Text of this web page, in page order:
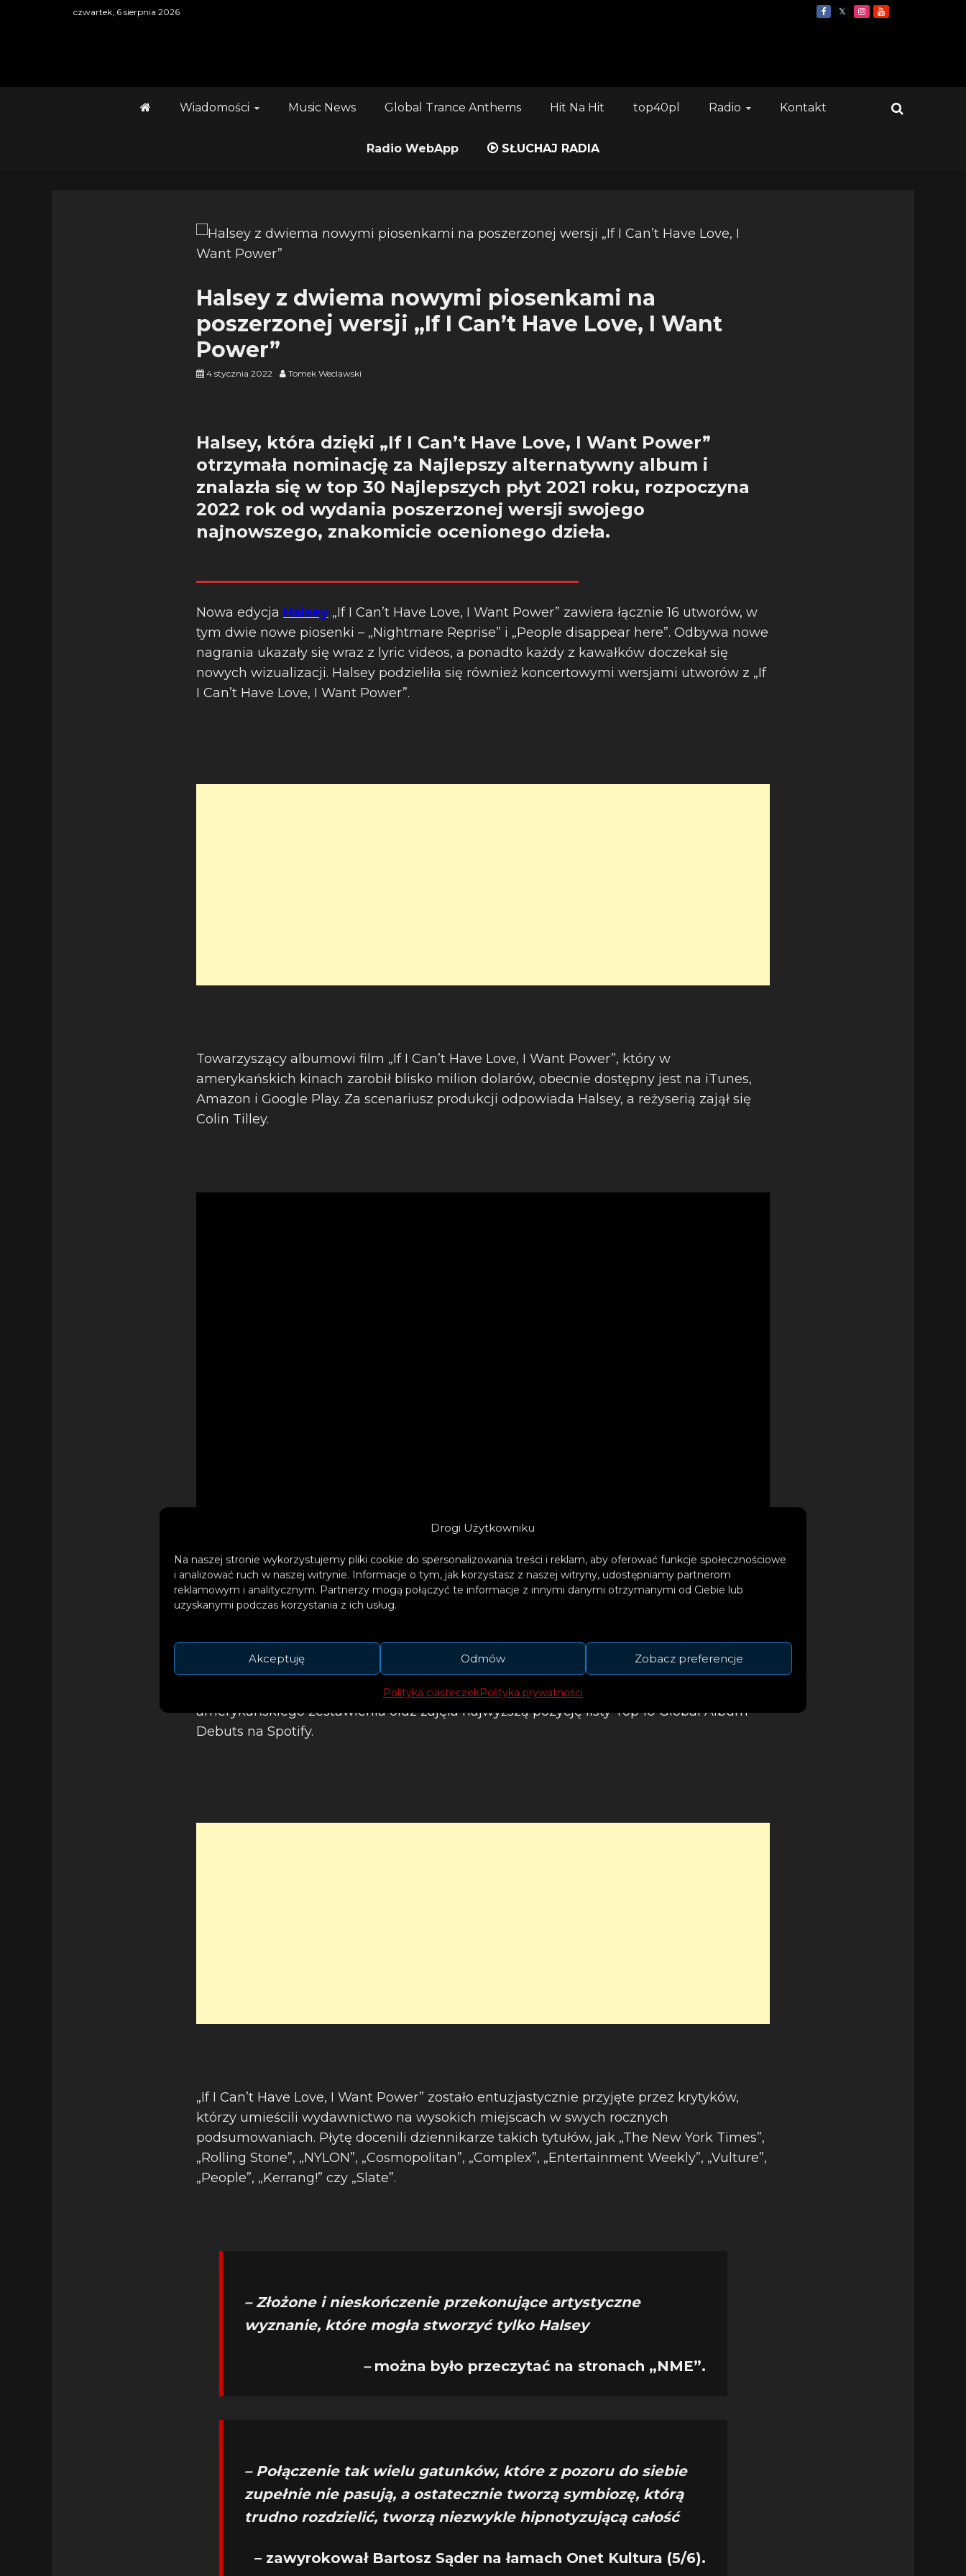
Drogi Użytkowniku
Na naszej stronie wykorzystujemy pliki cookie do spersonalizowania treści i reklam, aby oferować funkcje społecznościowe
i analizować ruch w naszej witrynie. Informacje o tym, jak korzystasz z naszej witryny, udostępniamy partnerom
reklamowym i analitycznym. Partnerzy mogą połączyć te informacje z innymi danymi otrzymanymi od Ciebie lub
uzyskanymi podczas korzystania z ich usług.
Akceptuję Odmów Zobacz preferencje
Polityka ciasteczekPolityka prywatności
czwartek, 6 sierpnia 2026
Wiadomości Music News Global Trance Anthems Hit Na Hit top40pl Radio Kontakt
Radio WebApp SŁUCHAJ RADIA
Halsey z dwiema nowymi piosenkami na
poszerzonej wersji „If I Can’t Have Love, I Want
Power”
4 stycznia 2022 Tomek Weclawski
Halsey, która dzięki „If I Can’t Have Love, I Want Power”
otrzymała nominację za Najlepszy alternatywny album i
znalazła się w top 30 Najlepszych płyt 2021 roku, rozpoczyna
2022 rok od wydania poszerzonej wersji swojego
najnowszego, znakomicie ocenionego dzieła.
Nowa edycja Halsey „If I Can’t Have Love, I Want Power” zawiera łącznie 16 utworów, w
tym dwie nowe piosenki – „Nightmare Reprise” i „People disappear here”. Odbywa nowe
nagrania ukazały się wraz z lyric videos, a ponadto każdy z kawałków doczekał się
nowych wizualizacji. Halsey podzieliła się również koncertowymi wersjami utworów z „If
I Can’t Have Love, I Want Power”.
Towarzyszący albumowi film „If I Can’t Have Love, I Want Power”, który w
amerykańskich kinach zarobił blisko milion dolarów, obecnie dostępny jest na iTunes,
Amazon i Google Play. Za scenariusz produkcji odpowiada Halsey, a reżyserią zajął się
Colin Tilley.
Czwarty album artystki, wyprodukowany przez Trenta Reznora i Atticusa Rossa,
zadebiutował na 1. miejscu Top Current Albums na Billboardzie. Płyta dotarła również na
szczyt notowań Alternative Albums, Vinyl Albums i Tastemaker Albums
amerykańskiego zestawienia oraz zajęła najwyższą pozycję listy Top 10 Global Album
Debuts na Spotify.
„If I Can’t Have Love, I Want Power” zostało entuzjastycznie przyjęte przez krytyków,
którzy umieścili wydawnictwo na wysokich miejscach w swych rocznych
podsumowaniach. Płytę docenili dziennikarze takich tytułów, jak „The New York Times”,
„Rolling Stone”, „NYLON”, „Cosmopolitan”, „Complex”, „Entertainment Weekly”, „Vulture”,
„People”, „Kerrang!” czy „Slate”.
– Złożone i nieskończenie przekonujące artystyczne
wyznanie, które mogła stworzyć tylko Halsey
– można było przeczytać na stronach „NME”.
– Połączenie tak wielu gatunków, które z pozoru do siebie
zupełnie nie pasują, a ostatecznie tworzą symbiozę, którą
trudno rozdzielić, tworzą niezwykle hipnotyzującą całość
– zawyrokował Bartosz Sąder na łamach Onet Kultura (5/6).